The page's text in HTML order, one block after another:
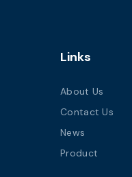
Links
About Us
Contact Us
News
Product